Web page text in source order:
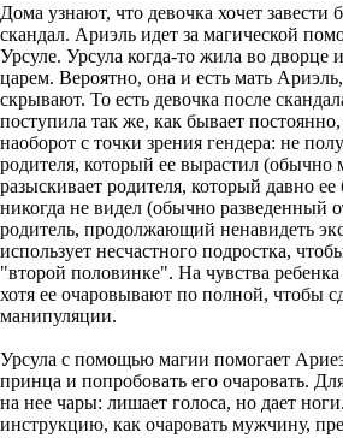
Дома узнают, что девочка хочет завести
скандал. Ариэль идет за магической
Урсуле. Урсула когда-то жила во дворце
царем. Вероятно, она и есть мать
скрывают. То есть девочка после
поступила так же, как бывает
наоборот с точки зрения гендера: не
родителя, который ее вырастил (обычно
разыскивает родителя, который давно
никогда не видел (обычно разведенный
родитель, продолжающий ненавидеть
использует несчастного подростка,
"второй половинке". На чувства
хотя ее очаровывают по полной, чтобы
манипуляции.
Урсула с помощью магии помогает
принца и попробовать его очаровать.
на нее чары: лишает голоса, но дает
инструкцию, как очаровать мужчину,